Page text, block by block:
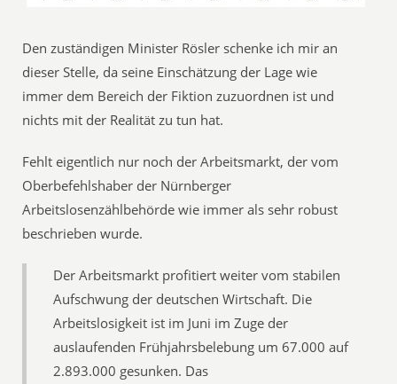
Den zuständigen Minister Rösler schenke ich mir an
dieser Stelle, da seine Einschätzung der Lage wie
immer dem Bereich der Fiktion zuzuordnen ist und
nichts mit der Realität zu tun hat.
Fehlt eigentlich nur noch der Arbeitsmarkt, der vom
Oberbefehlshaber der Nürnberger
Arbeitslosenzählbehörde wie immer als sehr robust
beschrieben wurde.
Der Arbeitsmarkt profitiert weiter vom stabilen
Aufschwung der deutschen Wirtschaft. Die
Arbeitslosigkeit ist im Juni im Zuge der
auslaufenden Frühjahrsbelebung um 67.000 auf
2.893.000 gesunken. Das